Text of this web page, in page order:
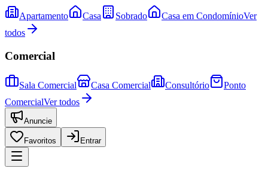
Apartamento Casa Sobrado Casa em CondomínioVer
todos
Comercial
Sala Comercial Casa Comercial Consultório
Ponto
ComercialVer todos
Anuncie
Favoritos Entrar